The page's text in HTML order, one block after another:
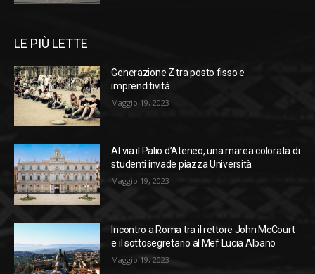
LE PIÙ LETTE
Generazione Z tra posto fisso e
imprenditività
Maggio 19, 2023
Al via il Palio d’Ateneo, una marea colorata di
studenti invade piazza Università
Maggio 19, 2023
Incontro a Roma tra il rettore John McCourt
e il sottosegretario al Mef Lucia Albano
Maggio 19, 2023